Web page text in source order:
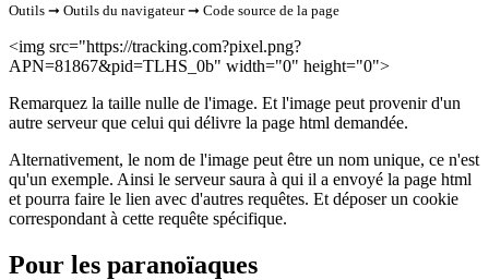
Outils ➞ Outils du navigateur ➞ Code source de la page
<img src="https://tracking.com?pixel.png?
APN=81867&pid=TLHS_0b" width="0" height="0">
Remarquez la taille nulle de l'image. Et l'image peut provenir d'un
autre serveur que celui qui délivre la page html demandée.
Alternativement, le nom de l'image peut être un nom unique, ce n'est
qu'un exemple. Ainsi le serveur saura à qui il a envoyé la page html
et pourra faire le lien avec d'autres requêtes. Et déposer un cookie
correspondant à cette requête spécifique.
Pour les paranoïaques